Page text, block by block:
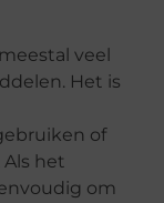
veel
Het is
of
het
om